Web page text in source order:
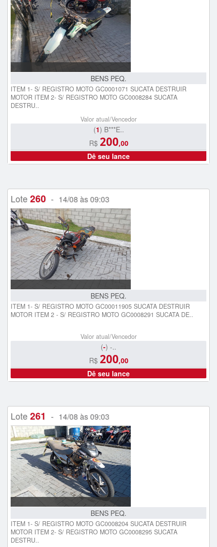
BENS PEQ.
ITEM 1- S/ REGISTRO MOTO GC0001071 SUCATA DESTRUIR
MOTOR ITEM 2- S/ REGISTRO MOTO GC0008284 SUCATA
DESTRU..
Valor atual/Vencedor
(1) B***E..
R$ 200,00
Dê seu lance
Lote 260 - 14/08 às 09:03
BENS PEQ.
ITEM 1- S/ REGISTRO MOTO GC00011905 SUCATA DESTRUIR
MOTOR ITEM 2 - S/ REGISTRO MOTO GC0008291 SUCATA DE..
Valor atual/Vencedor
(-) -..
R$ 200,00
Dê seu lance
Lote 261 - 14/08 às 09:03
BENS PEQ.
ITEM 1- S/ REGISTRO MOTO GC0008204 SUCATA DESTRUIR
MOTOR ITEM 2- S/ REGISTRO MOTO GC0008295 SUCATA
DESTRU..